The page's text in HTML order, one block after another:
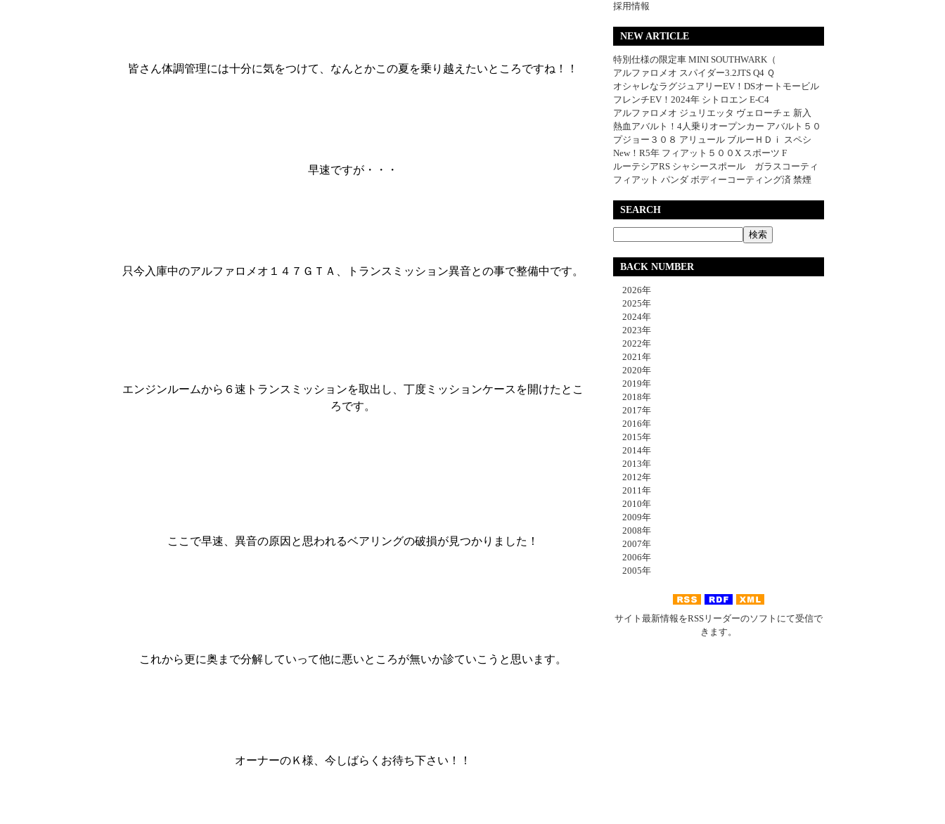
皆さん体調管理には十分に気をつけて、なんとかこの夏を乗り越えたいところですね！！
早速ですが・・・
只今入庫中のアルファロメオ１４７ＧＴＡ、トランスミッション異音との事で整備中です。
エンジンルームから６速トランスミッションを取出し、丁度ミッションケースを開けたとこ
ろです。
ここで早速、異音の原因と思われるベアリングの破損が見つかりました！
これから更に奥まで分解していって他に悪いところが無いか診ていこうと思います。
オーナーのＫ様、今しばらくお待ち下さい！！
採用情報
NEW ARTICLE
特別仕様の限定車 MINI SOUTHWARK（
アルファロメオ スパイダー3.2JTS Q4 Ｑ
オシャレなラグジュアリーEV！DSオートモービル
フレンチEV！2024年 シトロエン E-C4
アルファロメオ ジュリエッタ ヴェローチェ 新入
熱血アバルト！4人乗りオープンカー アバルト５０
プジョー３０８ アリュール ブルーＨＤｉ スペシ
New！R5年 フィアット５００X スポーツ F
ルーテシアRS シャシースポール ガラスコーティ
フィアット パンダ ボディーコーティング済 禁煙
SEARCH
BACK NUMBER
2026年
2025年
2024年
2023年
2022年
2021年
2020年
2019年
2018年
2017年
2016年
2015年
2014年
2013年
2012年
2011年
2010年
2009年
2008年
2007年
2006年
2005年
サイト最新情報をRSSリーダーのソフトにて受信で
きます。